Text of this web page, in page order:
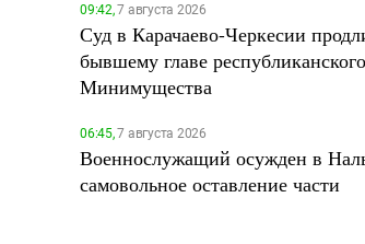
09:42,7 августа 2026
Суд в Карачаево-Черкесии
бывшему главе республиканского
Минимущества
06:45,7 августа 2026
Военнослужащий осужден в
самовольное оставление части